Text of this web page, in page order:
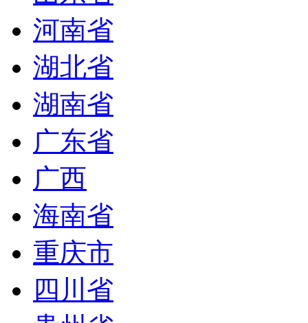
河南省
湖北省
湖南省
广东省
广西
海南省
重庆市
四川省